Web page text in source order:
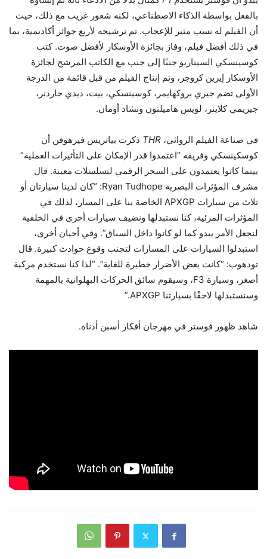
بالفعل بواسطة الذكاء الاصطناعي، لكنه شعور غريب مع ذلك، حيث
أن الفيلم له نسب مثير للإعجاب. تم ترشيحه لأربع جوائز أكاديمية، بما
في ذلك أفضل فيلم، وفاز بجائزة الأوسكار لأفضل صوت. كتب
كوسينسكي السيناريو جنبًا إلى جنب مع الكاتب المرشح لجائزة
الأوسكار إيرين كروجر، وتم إنتاج الفيلم من قبل قائمة من الدرجة
الأولى تضم جيري بروكهايمر، كوسينسكي، بيت، ديدي جاردنر،
جيريمي كلاينر، لويس هاميلتون وتشاد أومان.
في صناعة الفيلم الروائي، THR ذكرت بياتريس فيرهوفن أن
كوسكينسكي وفريقه “اعتمدوا قدر الإمكان على التأثيرات العملية”
بينما كانوا يعتمدون على السحر الرقمي لتسلسلات معينة. قال
مشرف المؤثرات البصرية Ryan Tudhope: “كان لدينا سيارتان أو
ثلاث من سيارات APXGP الخاصة بنا على المسار، لذلك في
المؤثرات المرئية، كنا نستبدلها ونضيف سيارات أخرى في الخلفية
لنجعل الأمر يبدو كما لو كانوا داخل السباق”. وفي أحيان أخرى،
استبدلوا السيارات على المسارات لتجنب وقوع حوادث كبيرة. قال
تودهوب: “كانت بعض الأضرار خطيرة للغاية”. “لذا كنا نستخدم مركبة
أصغر، وسيارة F3، وسيقوم سائق الحركات البهلوانية بالمهمة
وسنستبدلها لاحقًا بسيارتنا APXGP.”
شاهد ظهور فوستر في مهرجان أفكار أسبن أدناه.